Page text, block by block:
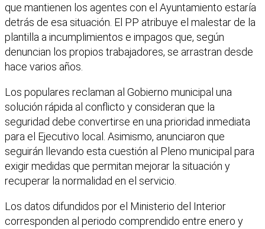
que mantienen los agentes con el Ayuntamiento estaría
detrás de esa situación. El PP atribuye el malestar de la
plantilla a incumplimientos e impagos que, según
denuncian los propios trabajadores, se arrastran desde
hace varios años.
Los populares reclaman al Gobierno municipal una
solución rápida al conflicto y consideran que la
seguridad debe convertirse en una prioridad inmediata
para el Ejecutivo local. Asimismo, anunciaron que
seguirán llevando esta cuestión al Pleno municipal para
exigir medidas que permitan mejorar la situación y
recuperar la normalidad en el servicio.
Los datos difundidos por el Ministerio del Interior
corresponden al periodo comprendido entre enero y